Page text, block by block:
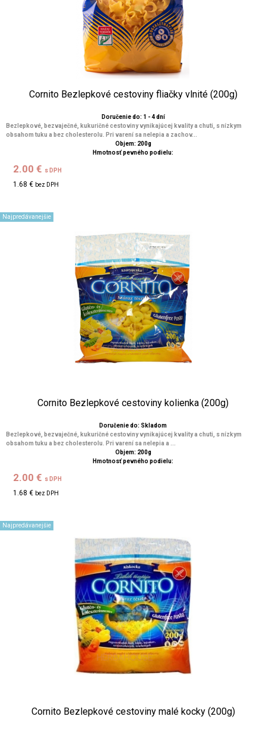
Cornito Bezlepkové cestoviny fliačky vlnité (200g)
Doručenie do: 1 - 4 dní
Bezlepkové, bezvaječné, kukuričné cestoviny vynikajúcej kvality a chuti, s nízkym
obsahom tuku a bez cholesterolu. Pri varení sa nelepia a zachov...
Objem: 200g
Hmotnosť pevného podielu:
2.00 € s DPH
1.68 € bez DPH
Najpredávanejšie
Cornito Bezlepkové cestoviny kolienka (200g)
Doručenie do: Skladom
Bezlepkové, bezvaječné, kukuričné ​​cestoviny vynikajúcej kvality a chuti, s nízkym
obsahom tuku a bez cholesterolu. Pri varení sa nelepia a ...
Objem: 200g
Hmotnosť pevného podielu:
2.00 € s DPH
1.68 € bez DPH
Najpredávanejšie
Cornito Bezlepkové cestoviny malé kocky (200g)